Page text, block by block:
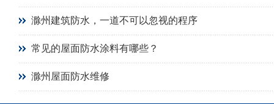
滁州建筑防水，一道不可以忽视的程序
常见的屋面防水涂料有哪些？
滁州屋面防水维修